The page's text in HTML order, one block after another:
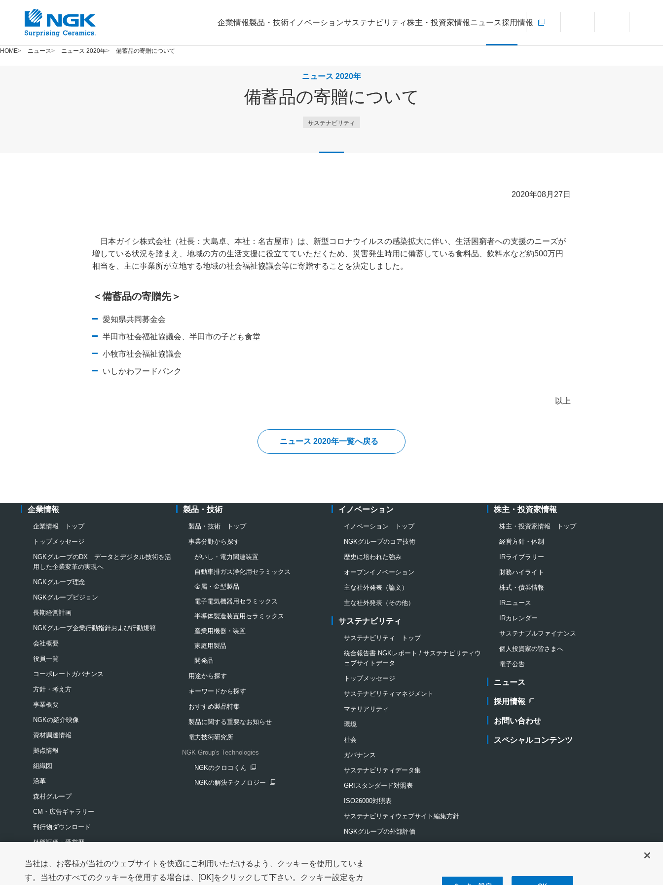
企業情報製品・技術イノベーションサステナビリティ株主・投資家情報ニュース採用情報
新規ウィンドウを開きます
言語切り替えメニューを開く
HOME ニュース ニュース 2020年 備蓄品の寄贈について
ニュース 2020年
備蓄品の寄贈について
サステナビリティ
2020年08月27日
日本ガイシ株式会社（社長：大島卓、本社：名古屋市）は、新型コロナウイルスの感染拡大に伴い、生活困窮者への支援のニーズが
増している状況を踏まえ、地域の方の生活支援に役立てていただくため、災害発生時用に備蓄している食料品、飲料水など約500万円
相当を、主に事業所が立地する地域の社会福祉協議会等に寄贈することを決定しました。
＜備蓄品の寄贈先＞
愛知県共同募金会
半田市社会福祉協議会、半田市の子ども食堂
小牧市社会福祉協議会
いしかわフードバンク
以上
ニュース 2020年一覧へ戻る
企業情報
企業情報 トップ
トップメッセージ
NGKグループのDX データとデジタル技術を活
用した企業変革の実現へ
NGKグループ理念
NGKグループビジョン
長期経営計画
NGKグループ企業行動指針および行動規範
会社概要
役員一覧
コーポレートガバナンス
方針・考え方
事業概要
NGKの紹介映像
資材調達情報
拠点情報
組織図
沿革
森村グループ
CM・広告ギャラリー
刊行物ダウンロード
外部評価・受賞歴
製品・技術
製品・技術 トップ
事業分野から探す
がいし・電力関連装置
自動車排ガス浄化用セラミックス
金属・金型製品
電子電気機器用セラミックス
半導体製造装置用セラミックス
産業用機器・装置
家庭用製品
開発品
用途から探す
キーワードから探す
おすすめ製品特集
製品に関する重要なお知らせ
電力技術研究所
NGK Group's Technologies
NGKのクロコくん
NGKの解決テクノロジー
イノベーション
イノベーション トップ
NGKグループのコア技術
歴史に培われた強み
オープンイノベーション
主な社外発表（論文）
主な社外発表（その他）
サステナビリティ
サステナビリティ トップ
統合報告書 NGKレポート / サステナビリティウ
ェブサイトデータ
トップメッセージ
サステナビリティマネジメント
マテリアリティ
環境
社会
ガバナンス
サステナビリティデータ集
GRIスタンダード対照表
ISO26000対照表
サステナビリティウェブサイト編集方針
NGKグループの外部評価
NGKグループの社会貢献活動
公益財団法人NGK留学生基金
株主・投資家情報
株主・投資家情報 トップ
経営方針・体制
IRライブラリー
財務ハイライト
株式・債券情報
IRニュース
IRカレンダー
サステナブルファイナンス
個人投資家の皆さまへ
電子公告
ニュース
採用情報
お問い合わせ
スペシャルコンテンツ
当社は、お客様が当社のウェブサイトを快適にご利用いただけるよう、クッキーを使用していま
す。当社のすべてのクッキーを使用する場合は、[OK]をクリックして下さい。クッキー設定をカ